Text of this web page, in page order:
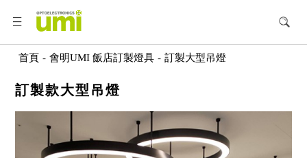
首頁 - 會明UMI 飯店訂製燈具 - 訂製大型吊燈
訂製款大型吊燈